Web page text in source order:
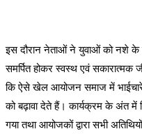
इस दौरान नेताओं ने युवाओं को नशे के
समर्पित होकर स्वस्थ एवं सकारात्मक
कि ऐसे खेल आयोजन समाज में
को बढ़ावा देते हैं। कार्यक्रम के अंत में
गया तथा आयोजकों द्वारा सभी